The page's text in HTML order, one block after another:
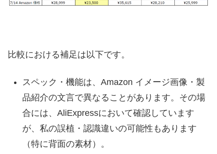
比較における補足は以下です。
スペック・機能は、Amazon イメージ画像・製
品紹介の文言で異なることがあります。その場
合には、AliExpressにおいて確認しています
が、私の誤植・認識違いの可能性もあります
（特に背面の素材）。